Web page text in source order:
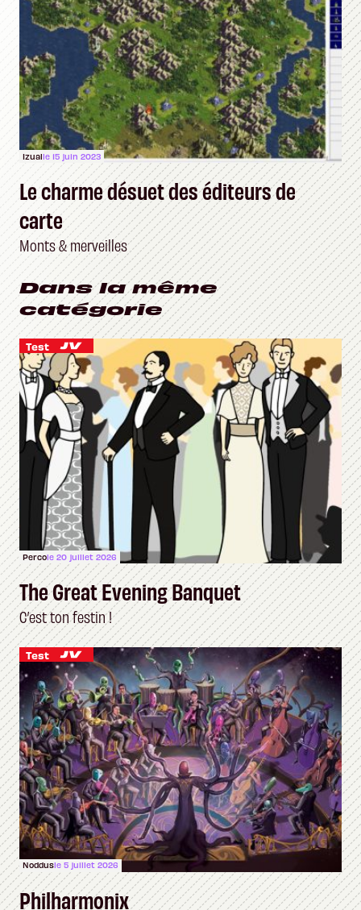
Izualle 15 juin 2023
Le charme désuet des éditeurs de
carte
Monts & merveilles
Dans la même
catégorie
Test
Percole 20 juillet 2026
The Great Evening Banquet
C’est ton festin !
Test
Noddusle 5 juillet 2026
Philharmonix